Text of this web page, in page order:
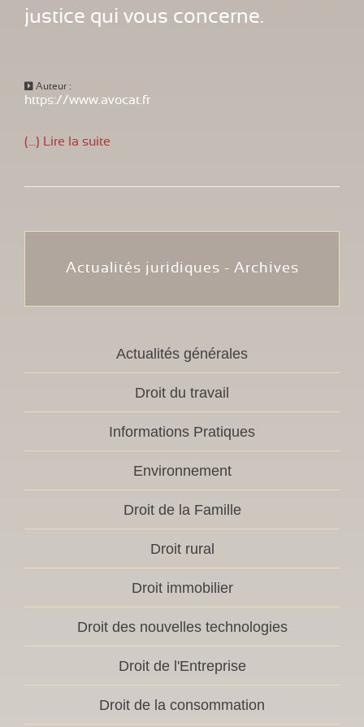
justice qui vous concerne.
Auteur :
https://www.avocat.fr
(...) Lire la suite
Actualités juridiques - Archives
Actualités générales
Droit du travail
Informations Pratiques
Environnement
Droit de la Famille
Droit rural
Droit immobilier
Droit des nouvelles technologies
Droit de l'Entreprise
Droit de la consommation